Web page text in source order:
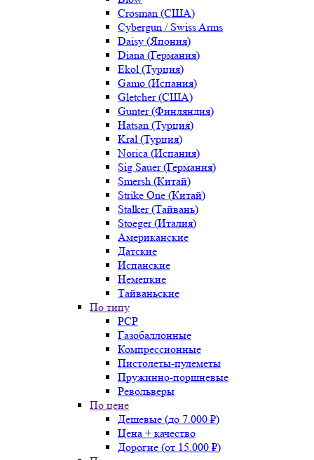
Crosman (США)
Cybergun / Swiss Arms
Daisy (Япония)
Diana (Германия)
Ekol (Турция)
Gamo (Испания)
Gletcher (США)
Gunter (Финляндия)
Hatsan (Турция)
Kral (Турция)
Norica (Испания)
Sig Sauer (Германия)
Smersh (Китай)
Strike One (Китай)
Stalker (Тайвань)
Stoeger (Италия)
Американские
Датские
Испанские
Немецкие
Тайваньские
По типу
PCP
Газобаллонные
Компрессионные
Пистолеты-пулеметы
Пружинно-поршневые
Револьверы
По цене
Дешевые (до 7.000 ₽)
Цена + качество
Дорогие (от 15.000 ₽)